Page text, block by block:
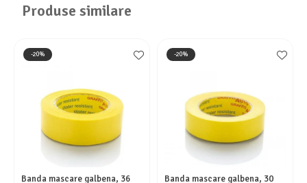
Produse similare
-20%
Banda mascare galbena, 36
-20%
Banda mascare galbena, 30